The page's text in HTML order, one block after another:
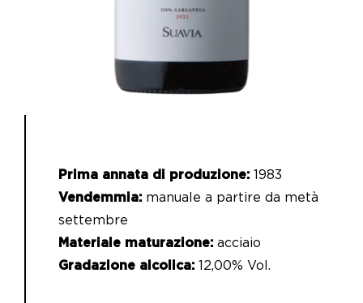
Prima annata di produzione: 1983
Vendemmia: manuale a partire da metà
settembre
Materiale maturazione: acciaio
Gradazione alcolica: 12,00% Vol.